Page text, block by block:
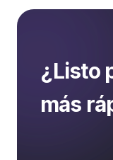
¿Listo
más